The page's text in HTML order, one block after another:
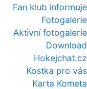
Fan klub informuje
Fotogalerie
Aktivní fotogalerie
Download
Hokejchat.cz
Kostka pro vás
Karta Kometa